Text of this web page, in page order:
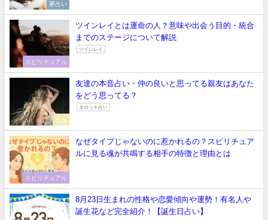
夢占い
スピリチュアル
ツインレイとは運命の人？意味や出会う目的・統合
までのステージについて解説
ツインレイ
友達
友達の本音占い・仲の良いと思ってる親友はあなた
をどう思ってる？
タロット占い
スピリチュアル
なぜタイプじゃないのに惹かれるの？スピリチュア
ルに見る魂が共鳴する相手の特徴と理由とは
8月23日生まれの性格や恋愛傾向や運勢！有名人や
誕生花など完全紹介！【誕生日占い】